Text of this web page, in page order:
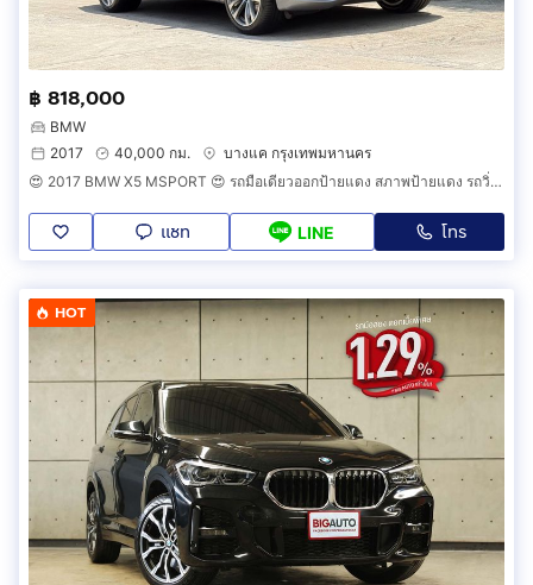
฿ 818,000
BMW
2017
40,000 กม.
บางแค กรุงเทพมหานคร
😍 2017 BMW X5 MSPORT 😍 รถมือเดียวออกป้ายแดง สภาพป้ายแดง รถวิ่งน้อยเพียง 40,000 กม เข้าศูนย์ทุกระยะ รถไม่เคยมีอุบัติเหตุครับ
แชท LINE โทร
HOT